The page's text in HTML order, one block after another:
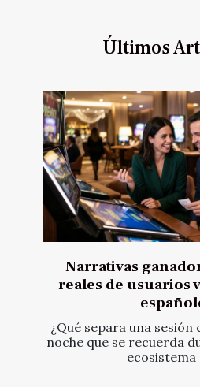
Últimos
Narrativas
reales de usuarios
¿Qué separa una sesión
noche que se recuerda
ecosistema